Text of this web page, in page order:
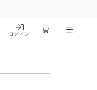
ログイン